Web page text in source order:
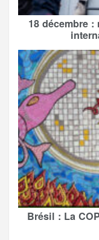
18 décembre
Brésil : La